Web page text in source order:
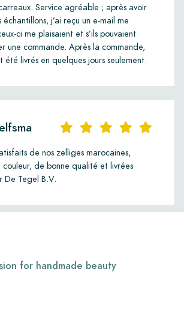
Service agréable ; après avoir
j’ai reçu un e-mail me
ci me plaisaient et s’ils pouvaient
une commande. Après la commande,
été livrés en quelques jours seulement.
de nos zelliges marocaines,
couleur, de bonne qualité et livrées
De Tegel B.V.
for handmade beauty